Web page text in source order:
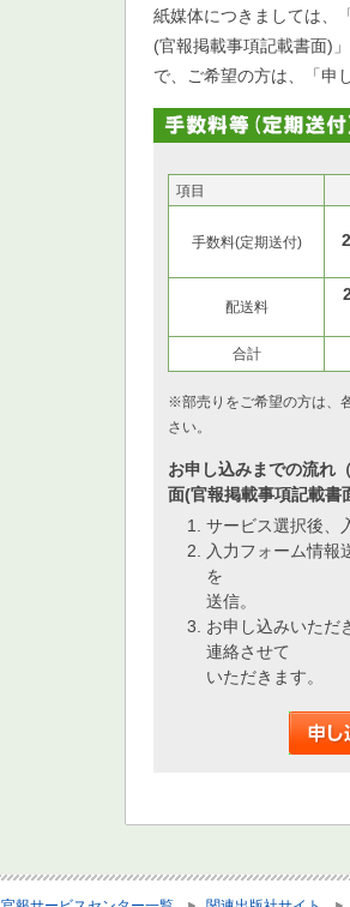
紙媒体につきましては、
(官報掲載事項記載書面)
で、ご希望の方は、「申
項目
手数料(定期送付)
配送料
合計
※部売りをご希望の方は、
さい。
お申し込みまでの流れ
面(官報掲載事項記載書
サービス選択後、
入力フォーム情報
を
送信。
お申し込みいただ
連絡させて
いただきます。